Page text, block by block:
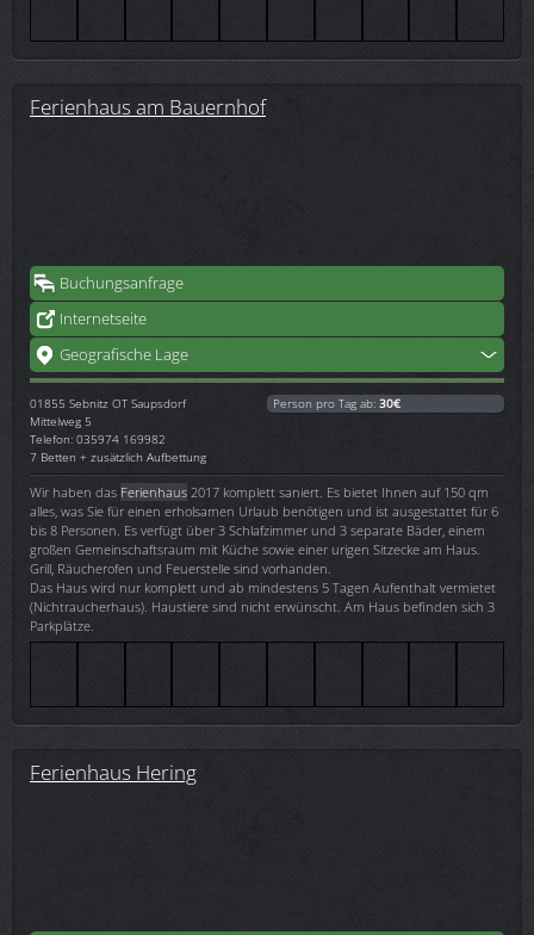
Ferienhaus am Bauernhof
Buchungsanfrage
Internetseite
Geografische Lage
01855 Sebnitz OT Saupsdorf
Mittelweg 5
Telefon: 035974 169982
7 Betten + zusätzlich Aufbettung
Person pro Tag ab: 30€
Wir haben das Ferienhaus 2017 komplett saniert. Es bietet Ihnen auf 150 qm
alles, was Sie für einen erholsamen Urlaub benötigen und ist ausgestattet für 6
bis 8 Personen. Es verfügt über 3 Schlafzimmer und 3 separate Bäder, einem
großen Gemeinschaftsraum mit Küche sowie einer urigen Sitzecke am Haus.
Grill, Räucherofen und Feuerstelle sind vorhanden.
Das Haus wird nur komplett und ab mindestens 5 Tagen Aufenthalt vermietet
(Nichtraucherhaus). Haustiere sind nicht erwünscht. Am Haus befinden sich 3
Parkplätze.
Ferienhaus Hering